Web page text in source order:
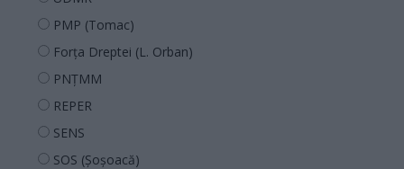
PMP (Tomac)
Forța Dreptei (L. Orban)
PNȚMM
REPER
SENS
SOS (Șoșoacă)